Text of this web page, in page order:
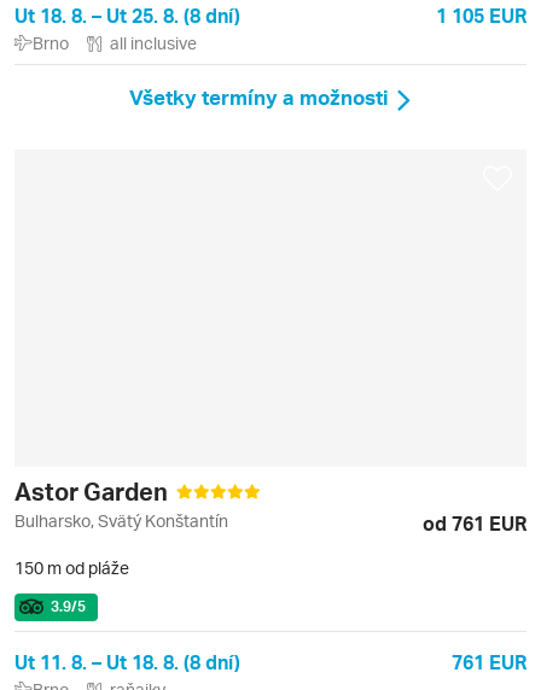
Ut 18. 8. – Ut 25. 8. (8 dní) 1 105 EUR
Brno all inclusive
Všetky termíny a možnosti
Astor Garden
Bulharsko, Svätý Konštantín od 761 EUR
150 m od pláže
3.9/5
Ut 11. 8. – Ut 18. 8. (8 dní) 761 EUR